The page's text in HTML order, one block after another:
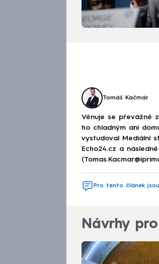
Tomáš Kačmár
Věnuje se převážně
ho chladným ani
vystudoval Mediální
Echo24.cz a
Pro tento článek
Návrhy